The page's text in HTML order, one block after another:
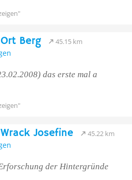
Berg 45.15 km
das erste mal a
Josefine 45.22 km
der Hintergründe